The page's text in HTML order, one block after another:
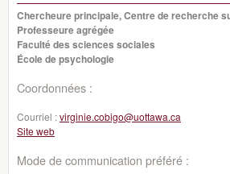
Chercheure principale, Centre de recherche
Professeure agrégée
Faculté des sciences sociales
École de psychologie
Coordonnées :
Courriel :virginie.cobigo@uottawa.ca
Site web
Mode de communication préféré :